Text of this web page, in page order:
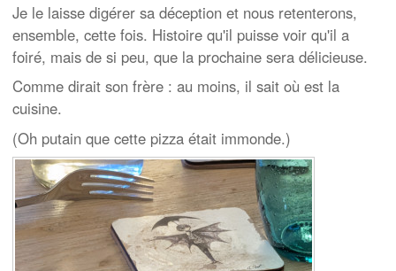
Je le laisse digérer sa déception et nous retenterons,
ensemble, cette fois. Histoire qu'il puisse voir qu'il a
foiré, mais de si peu, que la prochaine sera délicieuse.
Comme dirait son frère : au moins, il sait où est la
cuisine.
(Oh putain que cette pizza était immonde.)